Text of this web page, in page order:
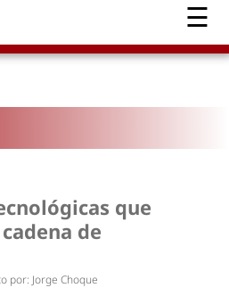
que
de
por: Jorge Choque